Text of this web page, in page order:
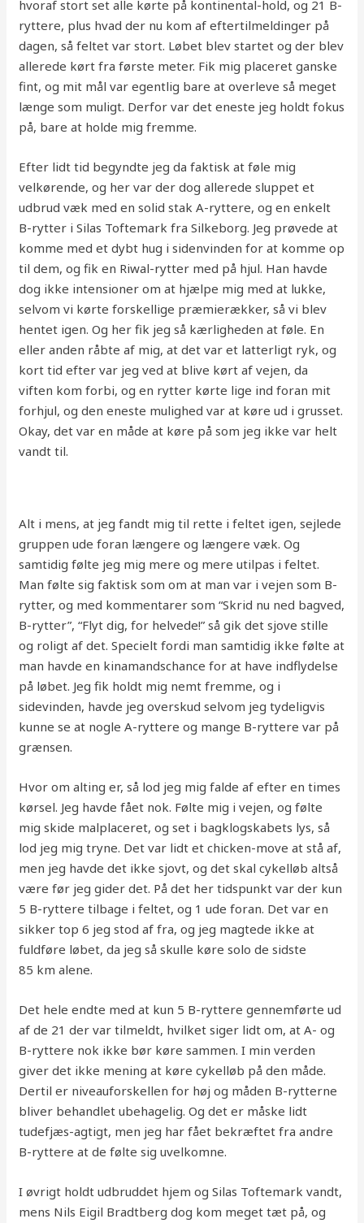
hvoraf stort set alle kørte på kontinental-hold, og 21 B-
ryttere, plus hvad der nu kom af eftertilmeldinger på
dagen, så feltet var stort. Løbet blev startet og der blev
allerede kørt fra første meter. Fik mig placeret ganske
fint, og mit mål var egentlig bare at overleve så meget
længe som muligt. Derfor var det eneste jeg holdt fokus
på, bare at holde mig fremme.
Efter lidt tid begyndte jeg da faktisk at føle mig
velkørende, og her var der dog allerede sluppet et
udbrud væk med en solid stak A-ryttere, og en enkelt
B-rytter i Silas Toftemark fra Silkeborg. Jeg prøvede at
komme med et dybt hug i sidenvinden for at komme op
til dem, og fik en Riwal-rytter med på hjul. Han havde
dog ikke intensioner om at hjælpe mig med at lukke,
selvom vi kørte forskellige præmierækker, så vi blev
hentet igen. Og her fik jeg så kærligheden at føle. En
eller anden råbte af mig, at det var et latterligt ryk, og
kort tid efter var jeg ved at blive kørt af vejen, da
viften kom forbi, og en rytter kørte lige ind foran mit
forhjul, og den eneste mulighed var at køre ud i grusset.
Okay, det var en måde at køre på som jeg ikke var helt
vandt til.
Alt i mens, at jeg fandt mig til rette i feltet igen, sejlede
gruppen ude foran længere og længere væk. Og
samtidig følte jeg mig mere og mere utilpas i feltet.
Man følte sig faktisk som om at man var i vejen som B-
rytter, og med kommentarer som “Skrid nu ned bagved,
B-rytter”, “Flyt dig, for helvede!” så gik det sjove stille
og roligt af det. Specielt fordi man samtidig ikke følte at
man havde en kinamandschance for at have indflydelse
på løbet. Jeg fik holdt mig nemt fremme, og i
sidevinden, havde jeg overskud selvom jeg tydeligvis
kunne se at nogle A-ryttere og mange B-ryttere var på
grænsen.
Hvor om alting er, så lod jeg mig falde af efter en times
kørsel. Jeg havde fået nok. Følte mig i vejen, og følte
mig skide malplaceret, og set i bagklogskabets lys, så
lod jeg mig tryne. Det var lidt et chicken-move at stå af,
men jeg havde det ikke sjovt, og det skal cykelløb altså
være før jeg gider det. På det her tidspunkt var der kun
5 B-ryttere tilbage i feltet, og 1 ude foran. Det var en
sikker top 6 jeg stod af fra, og jeg magtede ikke at
fuldføre løbet, da jeg så skulle køre solo de sidste
85 km alene.
Det hele endte med at kun 5 B-ryttere gennemførte ud
af de 21 der var tilmeldt, hvilket siger lidt om, at A- og
B-ryttere nok ikke bør køre sammen. I min verden
giver det ikke mening at køre cykelløb på den måde.
Dertil er niveauforskellen for høj og måden B-rytterne
bliver behandlet ubehagelig. Og det er måske lidt
tudefjæs-agtigt, men jeg har fået bekræftet fra andre
B-ryttere at de følte sig uvelkomne.
I øvrigt holdt udbruddet hjem og Silas Toftemark vandt,
mens Nils Eigil Bradtberg dog kom meget tæt på, og